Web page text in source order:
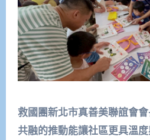
救國團新北市真善美聯誼會
共融的推動能讓社區更具溫